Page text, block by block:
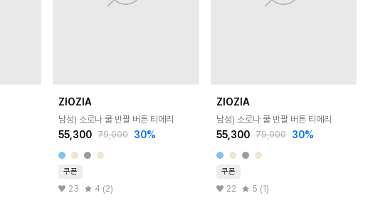
ZIOZIA
남성) 소로나 쿨 반팔 버튼 티에리
55,300 79,000 30%
쿠폰
23 4 (2)
ZIOZIA
남성) 소로나 쿨 반팔 버튼 티에리
55,300 79,000 30%
쿠폰
22 5 (1)